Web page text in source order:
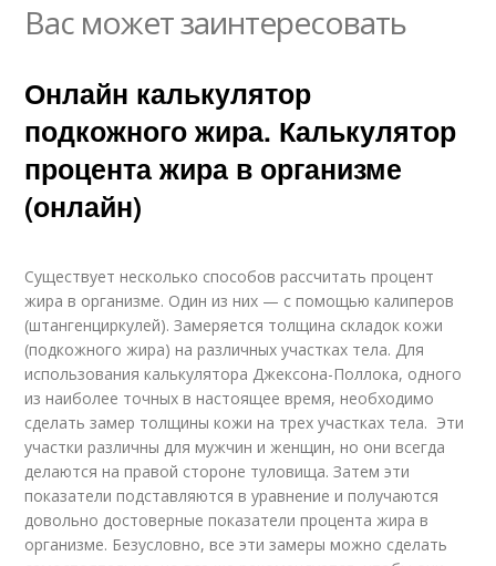
Вас может заинтересовать
Онлайн калькулятор
подкожного жира. Калькулятор
процента жира в организме
(онлайн)
Существует несколько способов рассчитать процент
жира в организме. Один из них — с помощью калиперов
(штангенциркулей). Замеряется толщина складок кожи
(подкожного жира) на различных участках тела. Для
использования калькулятора Джексона-Поллока, одного
из наиболее точных в настоящее время, необходимо
сделать замер толщины кожи на трех участках тела. Эти
участки различны для мужчин и женщин, но они всегда
делаются на правой стороне туловища. Затем эти
показатели подставляются в уравнение и получаются
довольно достоверные показатели процента жира в
организме. Безусловно, все эти замеры можно сделать